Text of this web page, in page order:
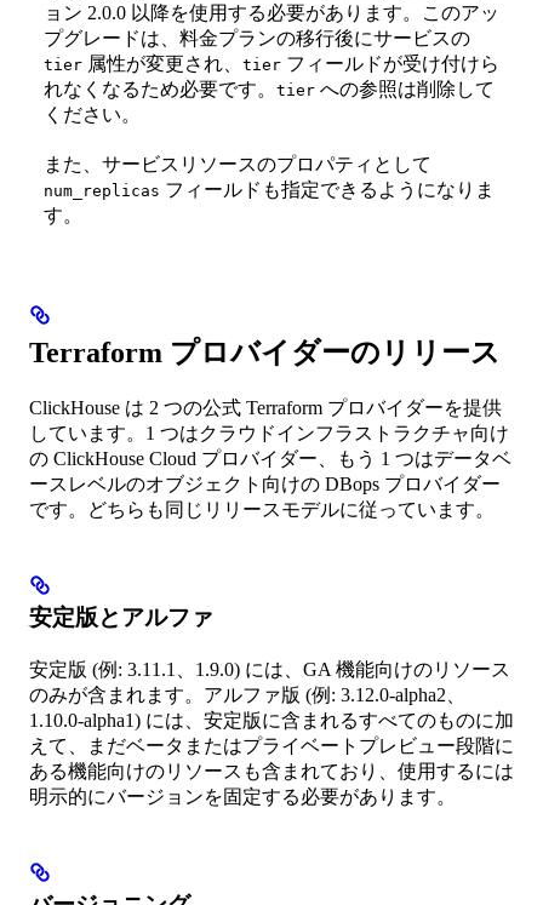
ョン 2.0.0 以降を使用する必要があります。このアッ
プグレードは、料金プランの移行後にサービスの
tier 属性が変更され、 tier フィールドが受け付けら
れなくなるため必要です。 tier への参照は削除して
ください。
また、サービスリソースのプロパティとして
num_replicas フィールドも指定できるようになりま
す。
Terraform プロバイダーのリリース
ClickHouse は 2 つの公式 Terraform プロバイダーを提供
しています。1 つはクラウドインフラストラクチャ向け
の ClickHouse Cloud プロバイダー、もう 1 つはデータベ
ースレベルのオブジェクト向けの DBops プロバイダー
です。どちらも同じリリースモデルに従っています。
安定版とアルファ
安定版 (例: 3.11.1、1.9.0) には、GA 機能向けのリソース
のみが含まれます。アルファ版 (例: 3.12.0-alpha2、
1.10.0-alpha1) には、安定版に含まれるすべてのものに加
えて、まだベータまたはプライベートプレビュー段階に
ある機能向けのリソースも含まれており、使用するには
明示的にバージョンを固定する必要があります。